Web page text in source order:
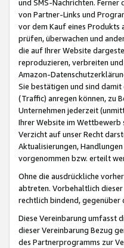
und SMS-Nachrichten.
von Partner-Links und
vor dem Kauf eines Produkts
prüfen, überwachen und
die auf Ihrer Website
reproduzieren, verbreiten
Amazon-
Sie bestätigen und sind
(Traffic) anregen können, zu
Unternehmen jederzeit
Ihrer Website im Wettbewerb
Verzicht auf unser Recht
Aktualisierungen,
vorgenommen bzw. erteilt
Ohne die ausdrückliche
abtreten. Vorbehaltlich
rechtlich bindend,
Diese Vereinbarung umfasst
dieser Vereinbarung Bezug
des Partnerprogramms zur